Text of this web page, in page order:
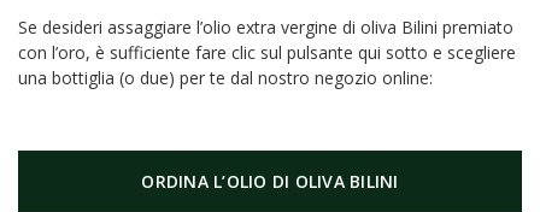
Se desideri assaggiare l’olio extra vergine di oliva Bilini premiato
con l’oro, è sufficiente fare clic sul pulsante qui sotto e scegliere
una bottiglia (o due) per te dal nostro negozio online:
ORDINA L’OLIO DI OLIVA BILINI